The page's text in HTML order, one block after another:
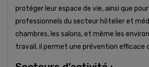
protéger leur espace de vie, ainsi que
professionnels du secteur hôtelier et
chambres, les salons, et même les
travail, il permet une prévention efficace